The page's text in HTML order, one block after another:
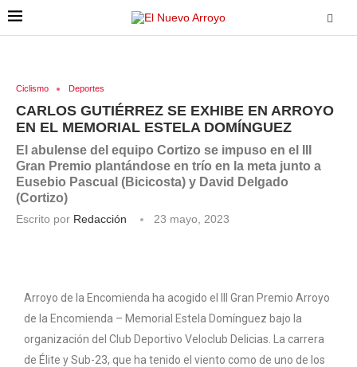
Ciclismo Deportes
CARLOS GUTIÉRREZ SE EXHIBE EN ARROYO
EN EL MEMORIAL ESTELA DOMÍNGUEZ
El abulense del equipo Cortizo se impuso en el III
Gran Premio plantándose en trío en la meta junto a
Eusebio Pascual (Bicicosta) y David Delgado
(Cortizo)
Escrito por Redacción 23 mayo, 2023
Arroyo de la Encomienda ha acogido el III Gran Premio Arroyo
de la Encomienda – Memorial Estela Domínguez bajo la
organización del Club Deportivo Veloclub Delicias. La carrera
de Élite y Sub-23, que ha tenido el viento como de uno de los